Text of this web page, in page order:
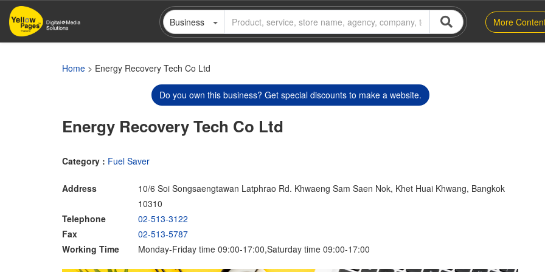
Skip
main
Business More
Home > Energy Recovery Tech Co Ltd
Do you own this business? Get special discounts to make a website.
Energy Recovery Tech Co Ltd
Category : Fuel Saver
Address
10/6 Soi Songsaengtawan Latphrao Rd. Khwaeng Sam Saen Nok, Khet Huai Khwang, Bangkok
10310
Telephone
02-513-3122
Fax
02-513-5787
Working Time
Monday-Friday time 09:00-17:00,Saturday time 09:00-17:00